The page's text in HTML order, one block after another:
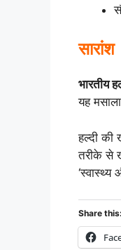
सारांश
भारतीय
यह
हल्दी की
तरीके से
‘स्वास्थ्य
Share this: